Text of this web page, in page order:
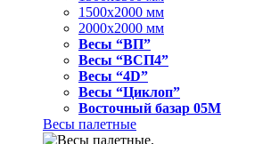
1500x2000 мм
2000x2000 мм
Весы “ВП”
Весы “ВСП4”
Весы “4D”
Весы “Циклоп”
Восточный базар 05M
Весы палетные